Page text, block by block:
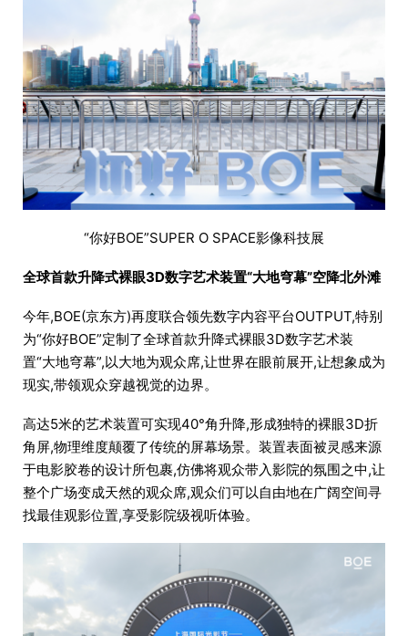
“你好BOE”SUPER O SPACE影像科技展
全球首款升降式裸眼3D数字艺术装置“大地穹幕”空降北外滩
今年,BOE(京东方)再度联合领先数字内容平台OUTPUT,特别
为“你好BOE”定制了全球首款升降式裸眼3D数字艺术装
置“大地穹幕”,以大地为观众席,让世界在眼前展开,让想象成为
现实,带领观众穿越视觉的边界。
高达5米的艺术装置可实现40°角升降,形成独特的裸眼3D折
角屏,物理维度颠覆了传统的屏幕场景。装置表面被灵感来源
于电影胶卷的设计所包裹,仿佛将观众带入影院的氛围之中,让
整个广场变成天然的观众席,观众们可以自由地在广阔空间寻
找最佳观影位置,享受影院级视听体验。